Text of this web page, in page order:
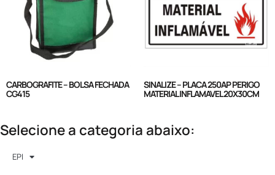
CARBOGRAFITE – BOLSA FECHADA
CG415
SINALIZE – PLACA 250AP PERIGO
MATERIAL INFLAMAVEL 20X30CM
Selecione a categoria abaixo:
EPI